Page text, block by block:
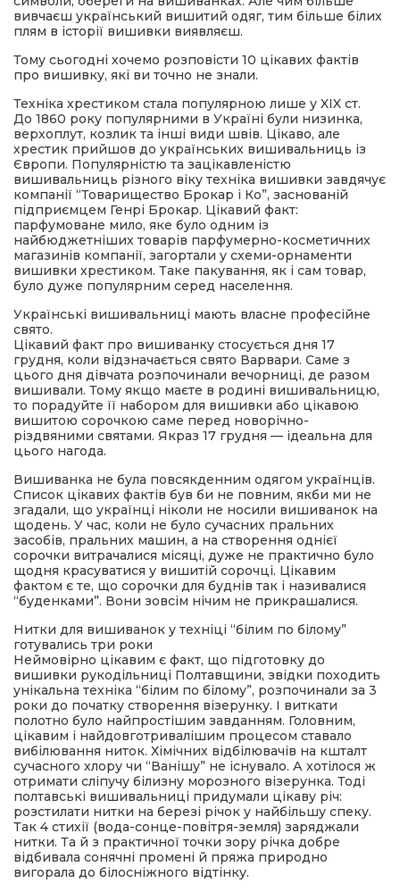
вивчаєш український вишитий одяг, тим більше білих
плям в історії вишивки виявляєш.
Тому сьогодні хочемо розповісти 10 цікавих фактів
про вишивку, які ви точно не знали.
Техніка хрестиком стала популярною лише у XIX ст.
До 1860 року популярними в Україні були низинка,
верхоплут, козлик та інші види швів. Цікаво, але
хрестик прийшов до українських вишивальниць із
Європи. Популярністю та зацікавленістю
вишивальниць різного віку техніка вишивки завдячує
компанії “Товарищество Брокар і Ко”, заснованій
підприємцем Генрі Брокар. Цікавий факт:
парфумоване мило, яке було одним із
найбюджетніших товарів парфумерно-косметичних
магазинів компанії, загортали у схеми-орнаменти
вишивки хрестиком. Таке пакування, як і сам товар,
було дуже популярним серед населення.
Українські вишивальниці мають власне професійне
свято.
Цікавий факт про вишиванку стосується дня 17
грудня, коли відзначається свято Варвари. Саме з
цього дня дівчата розпочинали вечорниці, де разом
вишивали. Тому якщо маєте в родині вишивальницю,
то порадуйте її набором для вишивки або цікавою
вишитою сорочкою саме перед новорічно-
різдвяними святами. Якраз 17 грудня — ідеальна для
цього нагода.
Вишиванка не була повсякденним одягом українців.
Список цікавих фактів був би не повним, якби ми не
згадали, що українці ніколи не носили вишиванок на
щодень. У час, коли не було сучасних пральних
засобів, пральних машин, а на створення однієї
сорочки витрачалися місяці, дуже не практично було
щодня красуватися у вишитій сорочці. Цікавим
фактом є те, що сорочки для буднів так і називалися
“буденками”. Вони зовсім нічим не прикрашалися.
Нитки для вишиванок у техніці “білим по білому”
готувались три роки
Неймовірно цікавим є факт, що підготовку до
вишивки рукодільниці Полтавщини, звідки походить
унікальна техніка “білим по білому”, розпочинали за 3
роки до початку створення візерунку. І виткати
полотно було найпростішим завданням. Головним,
цікавим і найдовготривалішим процесом ставало
вибілювання ниток. Хімічних відбілювачів на кшталт
сучасного хлору чи “Ванішу” не існувало. А хотілося ж
отримати сліпучу білизну морозного візерунка. Тоді
полтавські вишивальниці придумали цікаву річ:
розстилати нитки на березі річок у найбільшу спеку.
Так 4 стихії (вода-сонце-повітря-земля) заряджали
нитки. Та й з практичної точки зору річка добре
відбивала сонячні промені й пряжа природно
вигорала до білосніжного відтінку.